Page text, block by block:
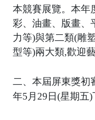
本競賽展覽。本年
彩、油畫、版畫、
力等)與第二類(雕
型等)兩大類,歡迎
二、本屆屏東獎初
年5月29日(星期五